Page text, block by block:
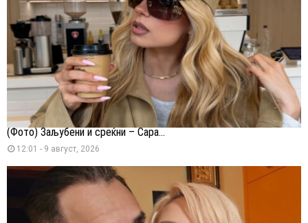
(Фото) Заљубени и среќни – Сара...
12:01 - 9 август, 2026